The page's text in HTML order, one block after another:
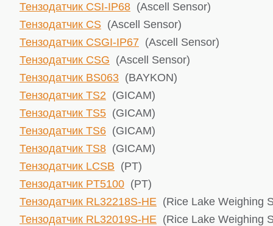
Тензодатчик CSI-IP68 (Ascell Sensor)
Тензодатчик CS (Ascell Sensor)
Тензодатчик CSGI-IP67 (Ascell Sensor)
Тензодатчик CSG (Ascell Sensor)
Тензодатчик BS063 (BAYKON)
Тензодатчик TS2 (GICAM)
Тензодатчик TS5 (GICAM)
Тензодатчик TS6 (GICAM)
Тензодатчик TS8 (GICAM)
Тензодатчик LCSB (PT)
Тензодатчик PT5100 (PT)
Тензодатчик RL32218S-HE (Rice Lake ​Weighing
Тензодатчик RL32019S-HE (Rice Lake ​Weighing